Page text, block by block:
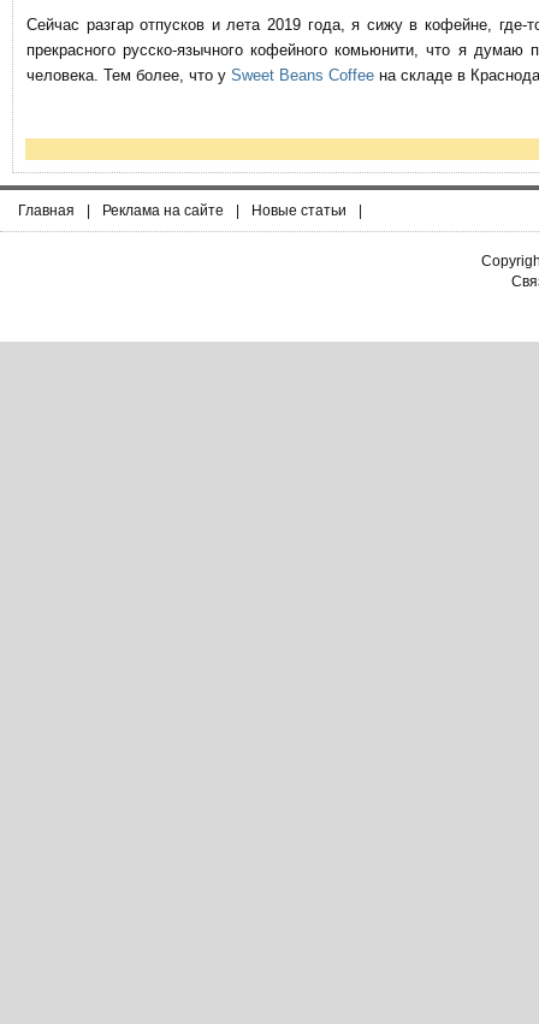
Сейчас разгар отпусков и лета 2019 года, я сижу в кофейне,
прекрасного русско-язычного кофейного комьюнити, что я
человека. Тем более, что у Sweet Beans Coffee на складе в
Главная | Реклама на сайте | Новые статьи |